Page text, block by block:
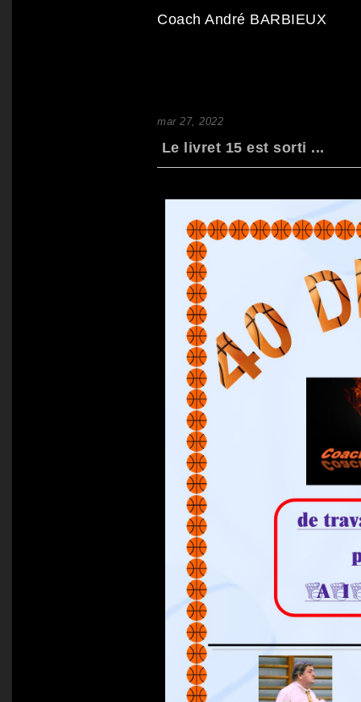
Coach André BARBIEUX
mar 27, 2022
Le livret 15 est sorti ...